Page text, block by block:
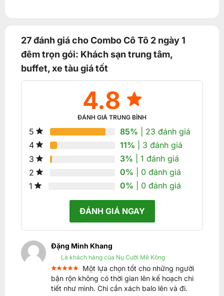
27 đánh giá choCombo Cô Tô 2 ngày 1
đêm trọn gói: Khách sạn trung tâm,
buffet, xe tàu giá tốt
4.8
ĐÁNH GIÁ TRUNG BÌNH
5 85% | 23 đánh giá
4
11% | 3 đánh giá
3
3% | 1 đánh giá
2
0% | 0 đánh giá
1
0% | 0 đánh giá
ĐÁNH GIÁ NGAY
Đặng Minh Khang
Là khách hàng của Nụ Cười Mê Kông
Được xếp
hạng 55
sao
Một lựa chọn tốt cho những người
bận rộn không có thời gian lên kế hoạch chi
tiết như mình. Chỉ cần xách balo lên và đi.